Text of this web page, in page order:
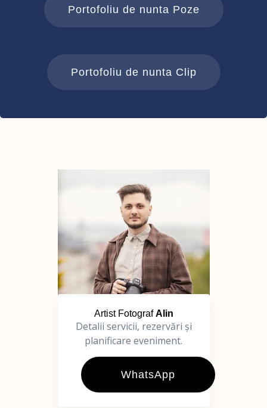
Portofoliu de nunta Poze
Portofoliu de nunta Clip
Artist FotografAlin
Detalii servicii, rezervări și
planificare eveniment.
WhatsApp